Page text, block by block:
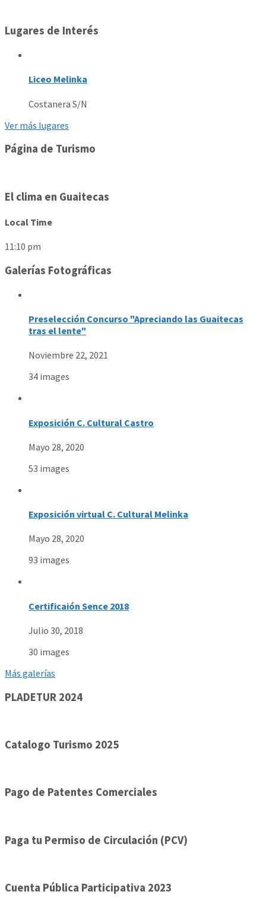
Lugares de Interés
Liceo Melinka
Costanera S/N
Ver más lugares
Página de Turismo
El clima en Guaitecas
Local Time
11:10 pm
Galerías Fotográficas
Preselección Concurso "Apreciando las Guaitecas
tras el lente"
Noviembre 22, 2021
34 images
Exposición C. Cultural Castro
Mayo 28, 2020
53 images
Exposición virtual C. Cultural Melinka
Mayo 28, 2020
93 images
Certificaión Sence 2018
Julio 30, 2018
30 images
Más galerías
PLADETUR 2024
Catalogo Turismo 2025
Pago de Patentes Comerciales
Paga tu Permiso de Circulación (PCV)
Cuenta Pública Participativa 2023